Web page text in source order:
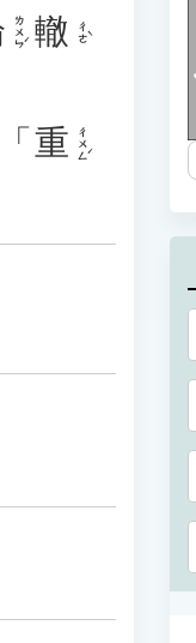
ㄌㄨㄣˊ 轍 ㄔㄜˋ
重 ㄔㄨㄥˊ